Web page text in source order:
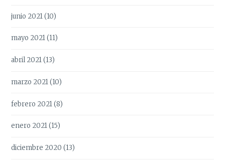
junio 2021(10)
mayo 2021(11)
abril 2021(13)
marzo 2021(10)
febrero 2021(8)
enero 2021(15)
diciembre 2020 (13)